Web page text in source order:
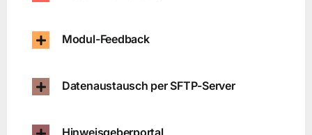
Modul-Feedback
Datenaustausch per SFTP-Server